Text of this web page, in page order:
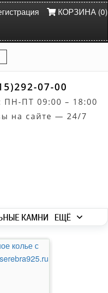
КОРЗИНА (0)
07-00
ПТ 09:00 – 18:00
на сайте — 24/7
КАМНИ ЕЩЁ